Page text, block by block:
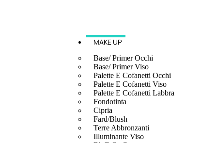
MAKE UP
Base/ Primer Occhi
Base/ Primer Viso
Palette E Cofanetti Occhi
Palette E Cofanetti Viso
Palette E Cofanetti Labbra
Fondotinta
Cipria
Fard/Blush
Terre Abbronzanti
Illuminante Viso